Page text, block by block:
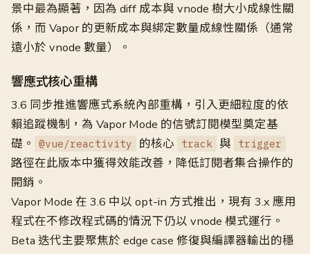
景中最為顯著，因為 diff 成本與 vnode 樹大小成線性關
係，而 Vapor 的更新成本與綁定數量成線性關係（通常
遠小於 vnode 數量）。
響應式核心重構
3.6 同步推進響應式系統內部重構，引入更細粒度的依
賴追蹤機制，為 Vapor Mode 的信號訂閱模型奠定基
礎。
@vue/reactivity 的核心 track 與 trigger
路徑在此版本中獲得效能改善，降低訂閱者集合操作的
開銷。
Vapor Mode 在 3.6 中以 opt-in 方式推出，現有 3.x 應用
程式在不修改程式碼的情況下仍以 vnode 模式運行。
Beta 迭代主要聚焦於 edge case 修復與編譯器輸出的穩